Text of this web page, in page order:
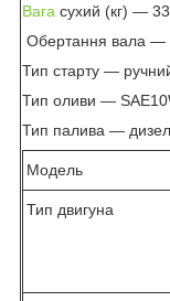
Вага сухий (кг) — 33
Обертання вала —
Тип старту —
Тип оливи —
Тип палива —
Модель
Тип двигуна